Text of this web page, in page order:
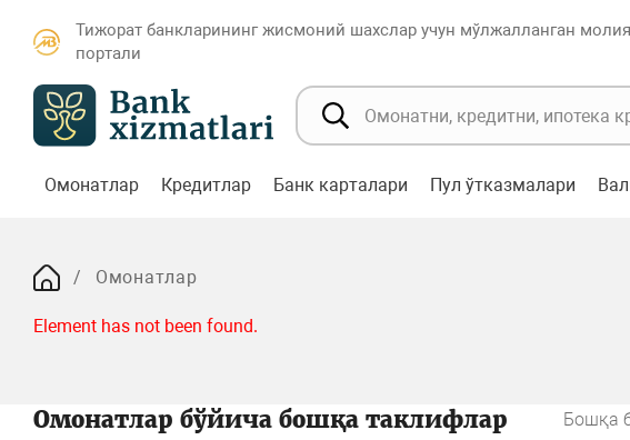
Тижорат банкларининг жисмоний шахслар учун мўлжалланган
портали
Омонатлар Кредитлар Банк карталари Пул ўтказмалари
Омонатлар
Element has not been found.
Омонатлар бўйича бошқа таклифлар Бошқа